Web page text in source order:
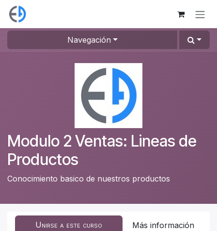
Ir al contenido
Navegación
Modulo 2 Ventas: Lineas de
Productos
Conocimiento basico de nuestros productos
Unirse a este curso Más información